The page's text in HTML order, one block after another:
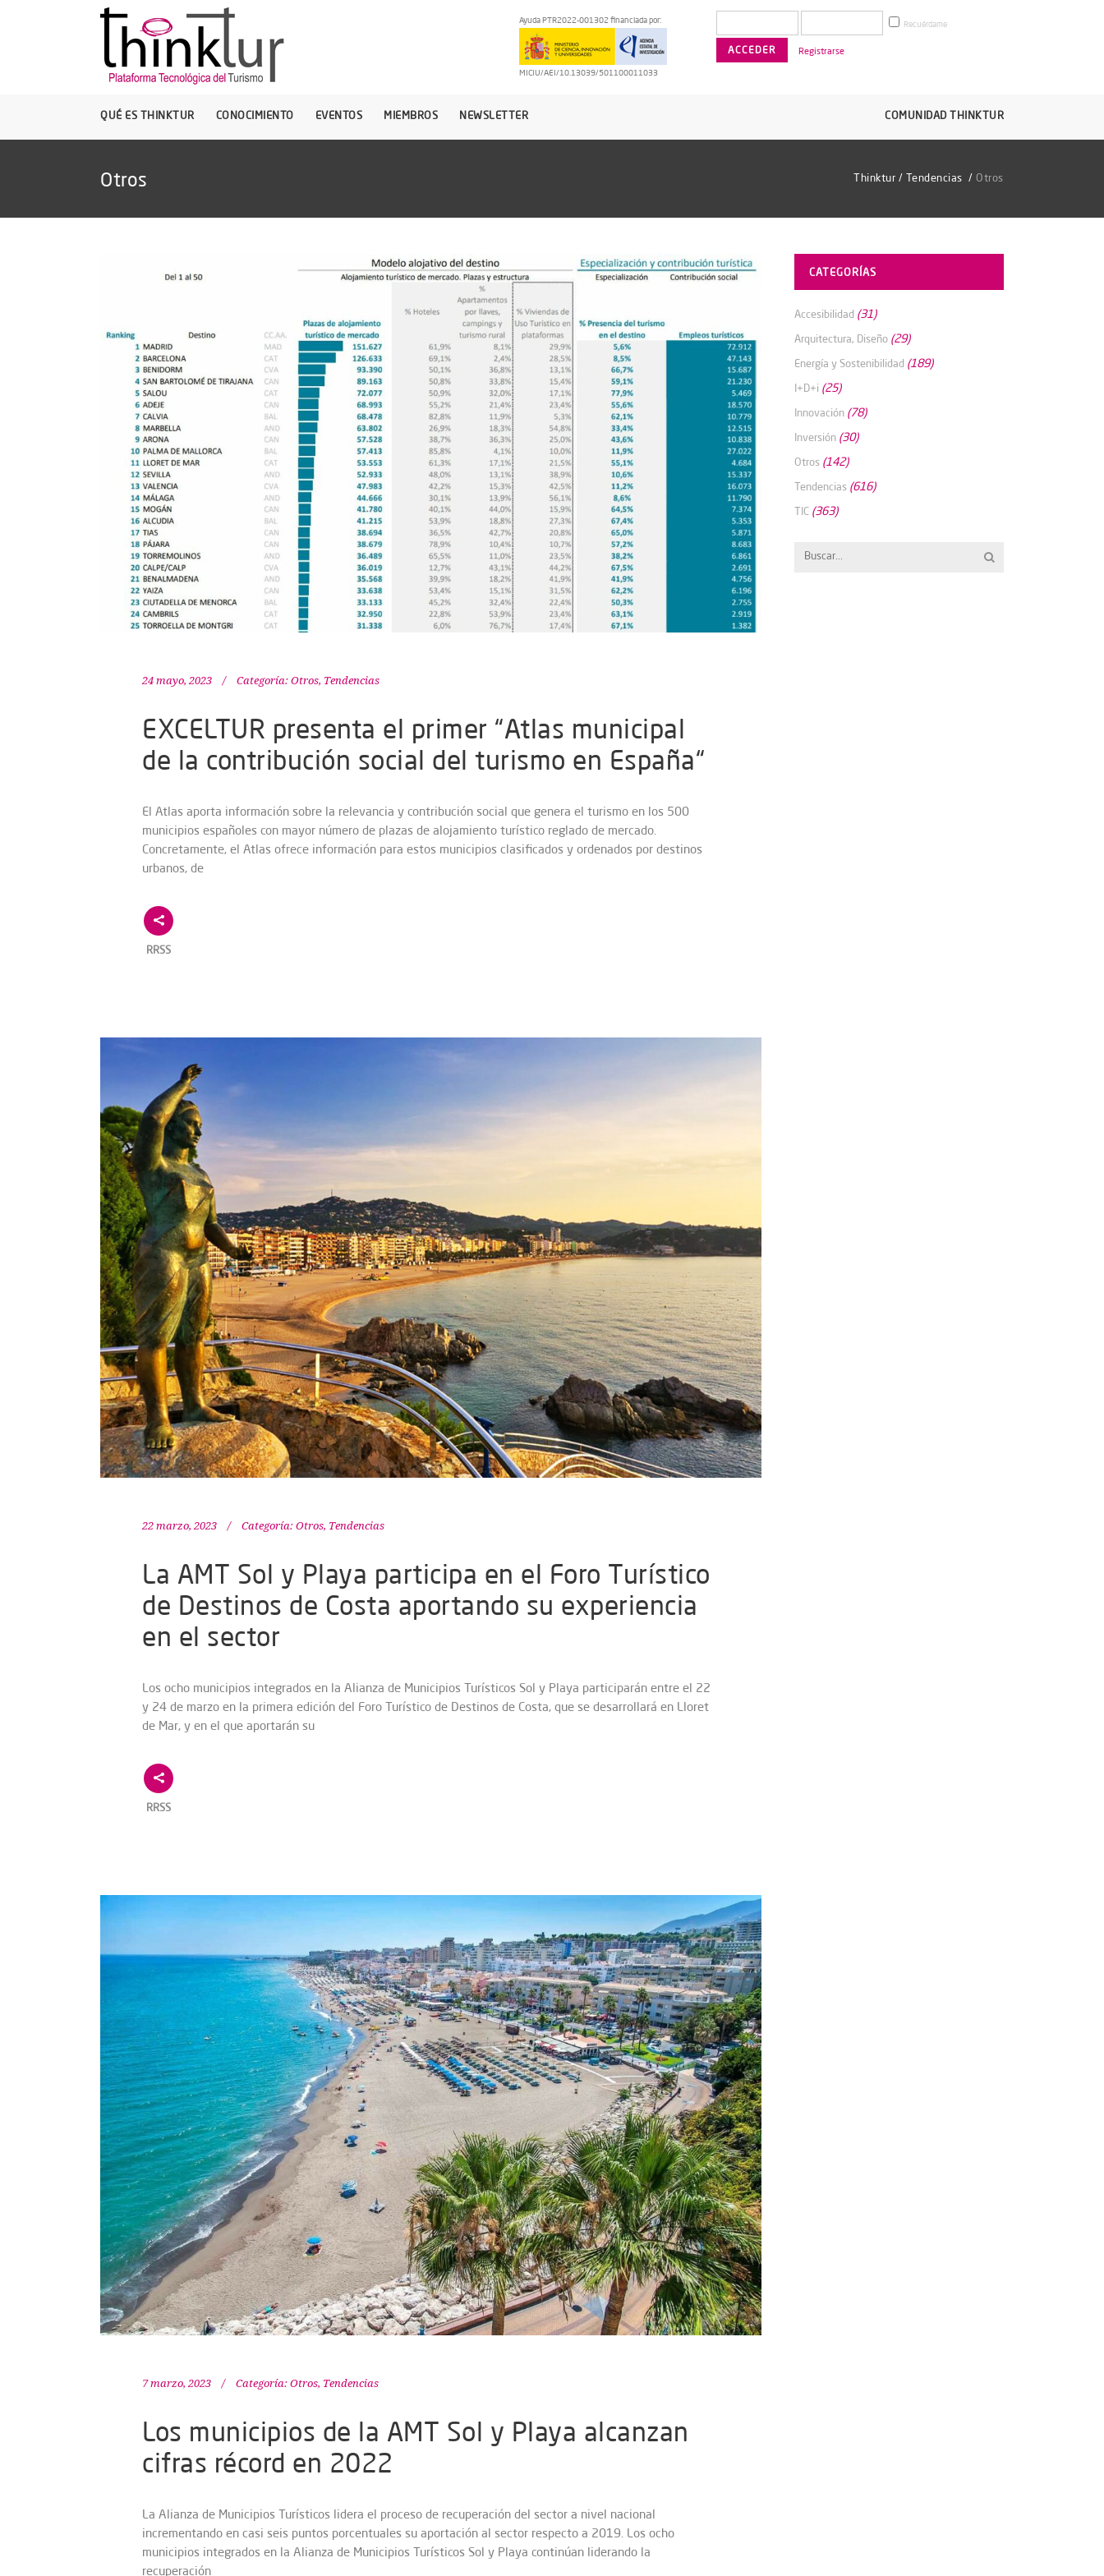
Ayuda PTR2022-001302 financiada por:
MICIU/AEI/10.13039/501100011033
Recuérdame
Registrarse
QUÉ ES THINKTUR CONOCIMIENTO EVENTOS MIEMBROS NEWSLETTER COMUNIDAD THINKTUR
Otros Thinktur / Tendencias / Otros
24 mayo, 2023 Categoría: Otros, Tendencias
EXCELTUR presenta el primer “Atlas municipal
de la contribución social del turismo en España“
El Atlas aporta información sobre la relevancia y contribución social que genera el turismo en los 500
municipios españoles con mayor número de plazas de alojamiento turístico reglado de mercado.
Concretamente, el Atlas ofrece información para estos municipios clasificados y ordenados por destinos
urbanos, de
RRSS
22 marzo, 2023 Categoría: Otros, Tendencias
La AMT Sol y Playa participa en el Foro Turístico
de Destinos de Costa aportando su experiencia
en el sector
Los ocho municipios integrados en la Alianza de Municipios Turísticos Sol y Playa participarán entre el 22
y 24 de marzo en la primera edición del Foro Turístico de Destinos de Costa, que se desarrollará en Lloret
de Mar, y en el que aportarán su
RRSS
7 marzo, 2023 Categoría: Otros, Tendencias
Los municipios de la AMT Sol y Playa alcanzan
cifras récord en 2022
La Alianza de Municipios Turísticos lidera el proceso de recuperación del sector a nivel nacional
incrementando en casi seis puntos porcentuales su aportación al sector respecto a 2019. Los ocho
municipios integrados en la Alianza de Municipios Turísticos Sol y Playa continúan liderando la
recuperación
CATEGORÍAS
Accesibilidad (31)
Arquitectura, Diseño (29)
Energía y Sostenibilidad (189)
I+D+i (25)
Innovación (78)
Inversión (30)
Otros (142)
Tendencias (616)
TIC (363)